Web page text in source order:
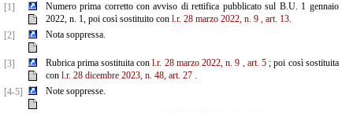
[1]
Numero prima corretto con avviso di rettifica pubblicato sul B.U. 1 gennaio
2022, n. 1, poi così sostituito con l.r. 28 marzo 2022, n. 9 , art. 13.
[2]
Nota soppressa.
[3] Rubrica prima sostituita conl.r. 28 marzo 2022, n. 9 , art. 5 ; poi così sostituita
con l.r. 28 dicembre 2023, n. 48, art. 27.
[4-5]
Note soppresse.